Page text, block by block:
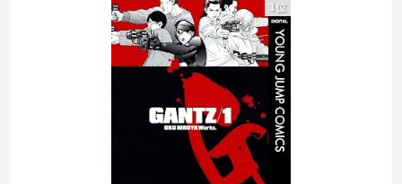
消費税減税に反対していた財務省の面目が丸潰れに、減税が決まった途端に市場が動き出したが……
【悲報】ワンピース原作者・尾田栄一郎さん、他の人と同じ「漫画家」という肩書きに不満
【移民政策反対】イオンの売り場で唐揚げを食う中国人の子供
1位